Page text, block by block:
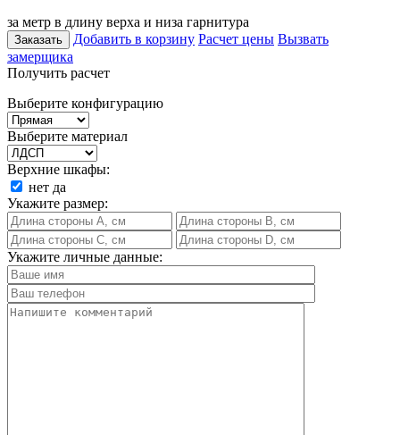
за метр в длину верха и низа гарнитура
Заказать Добавить в корзину Расчет цены Вызвать
замерщика
Получить расчет
Выберите конфигурацию
Выберите материал
Верхние шкафы:
нет да
Укажите размер:
Укажите личные данные: